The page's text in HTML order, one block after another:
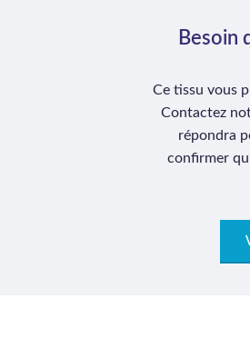
Besoin
Ce tissu vous
Contactez
répondra
confirmer